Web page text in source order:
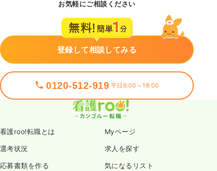
お気軽にご相談ください
登録して相談してみる
0120-512-919 平日9:00～18:00
看護roo!転職とは Myページ
選考状況 求人を探す
応募書類を作る 気になるリスト